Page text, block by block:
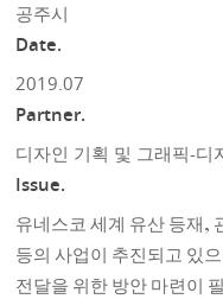
공주시
Date.
2019.07
Partner.
디자인 기획 및 그래픽-디
Issue.
유네스코 세계 유산 등재,
등의 사업이 추진되고 있
전달을 위한 방안 마련이